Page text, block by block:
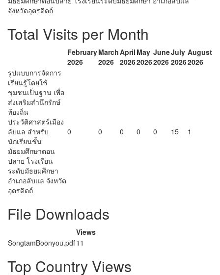
จังหวัดอุตรดิตถ์
Total Visits per Month
February
2026
March
2026
April
2026
May
2026
June
2026
July
2026
August
2026
รูปแบบการจัดการ
เรียนรู้โดยใช้
ชุมชนเป็นฐาน เพื่อ
ส่งเสริมสำนึกรักษ์
ท้องถิ่น
ประวัติศาสตร์เมือง
ลับแล สำหรับ
นักเรียนชั้น
มัธยมศึกษาตอน
ปลาย โรงเรียน
ระดับมัธยมศึกษา
อำเภอลับแล จังหวัด
อุตรดิตถ์
0 0 0 0 0 15 1
File Downloads
Views
SongtamBoonyou.pdf11
Top Country Views